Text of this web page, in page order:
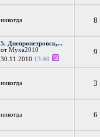
никогда 8
5. Днепропетровск,...
отМуха2010
30.11.2010 13:40
9
никогда 3
никогда 6